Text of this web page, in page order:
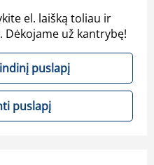
el. laišką toliau ir
Dėkojame už kantrybę!
puslapį
puslapį